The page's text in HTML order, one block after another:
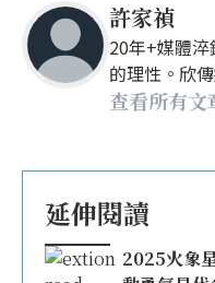
許家禎
20年+媒體
的理性。欣
查看所有文
延伸閱讀
2025火象